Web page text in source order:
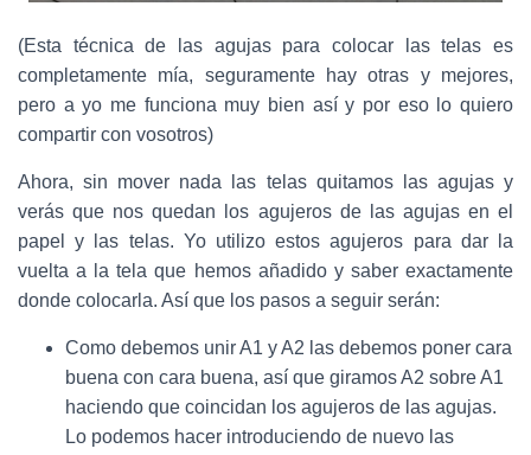
(Esta técnica de las agujas para colocar las telas es
completamente mía, seguramente hay otras y mejores,
pero a yo me funciona muy bien así y por eso lo quiero
compartir con vosotros)
Ahora, sin mover nada las telas quitamos las agujas y
verás que nos quedan los agujeros de las agujas en el
papel y las telas. Yo utilizo estos agujeros para dar la
vuelta a la tela que hemos añadido y saber exactamente
donde colocarla. Así que los pasos a seguir serán:
Como debemos unir A1 y A2 las debemos poner cara
buena con cara buena, así que giramos A2 sobre A1
haciendo que coincidan los agujeros de las agujas.
Lo podemos hacer introduciendo de nuevo las